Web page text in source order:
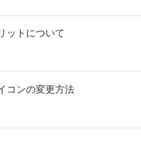
ットについて
コンの変更方法